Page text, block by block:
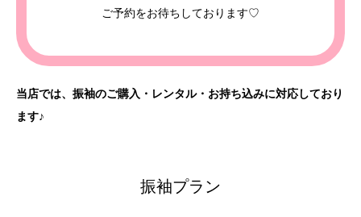
ご予約をお待ちしております♡
当店では、振袖のご購入・レンタル・お持ち込みに対応しており
ます♪
振袖プラン